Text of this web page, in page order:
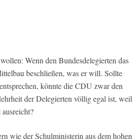
Wenn den Bundesdelegierten das
beschließen, was er will. Sollte
könnte die CDU zwar den
der Delegierten völlig egal ist, weil
wie der Schulministerin aus dem hohen